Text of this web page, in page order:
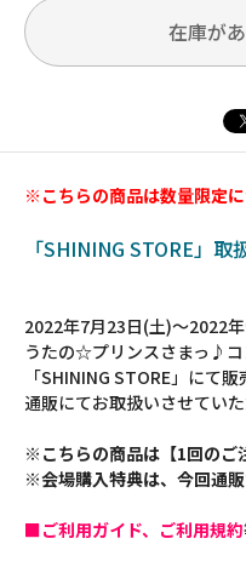
在庫が
※こちらの商品は数量限定
「SHINING STORE」取
2022年7月23日(土)～2022
うたの☆プリンスさまっ♪
「SHINING STORE」にて販
通販にてお取扱いさせていた
※こちらの商品は【1回のご
※会場購入特典は、今回通販
■ご利用ガイド、ご利用規約